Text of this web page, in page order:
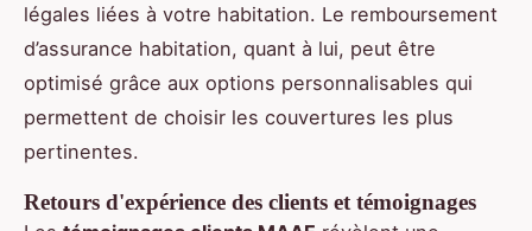
légales liées à votre habitation. Le remboursement
d’assurance habitation, quant à lui, peut être
optimisé grâce aux options personnalisables qui
permettent de choisir les couvertures les plus
pertinentes.
Retours d'expérience des clients et témoignages